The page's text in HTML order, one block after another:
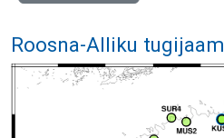
Roosna-Alliku tugijaam